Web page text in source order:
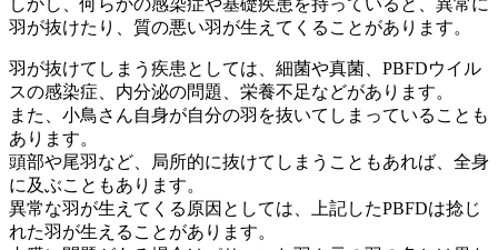
羽が抜けたり、質の悪い羽が生えてくることがあります。
羽が抜けてしまう疾患としては、細菌や真菌、PBFDウイル
スの感染症、内分泌の問題、栄養不足などがあります。
また、小鳥さん自身が自分の羽を抜いてしまっていることも
あります。
頭部や尾羽など、局所的に抜けてしまうこともあれば、全身
に及ぶこともあります。
異常な羽が生えてくる原因としては、上記したPBFDは捻じ
れた羽が生えることがあります。